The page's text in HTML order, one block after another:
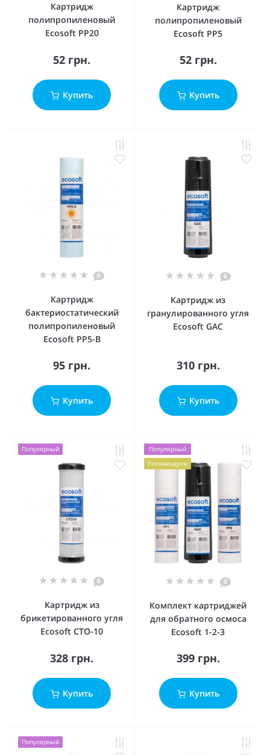
Картридж
полипропиленовый
Ecosoft PP20
52 грн.
Купить
Картридж
полипропиленовый
Ecosoft PP5
52 грн.
Купить
0
Картридж
бактериостатический
полипропиленовый
Ecosoft PP5-B
95 грн.
Купить
0
Картридж из
гранулированного угля
Ecosoft GAC
310 грн.
Купить
Популярный
0
Картридж из
брикетированного угля
Ecosoft CTO-10
328 грн.
Купить
Популярный
Рекомендуем
0
Комплект картриджей
для обратного осмоса
Ecosoft 1-2-3
399 грн.
Купить
Популярный